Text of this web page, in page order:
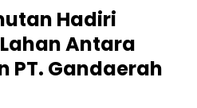
Hadiri
Antara
PT. Gandaerah